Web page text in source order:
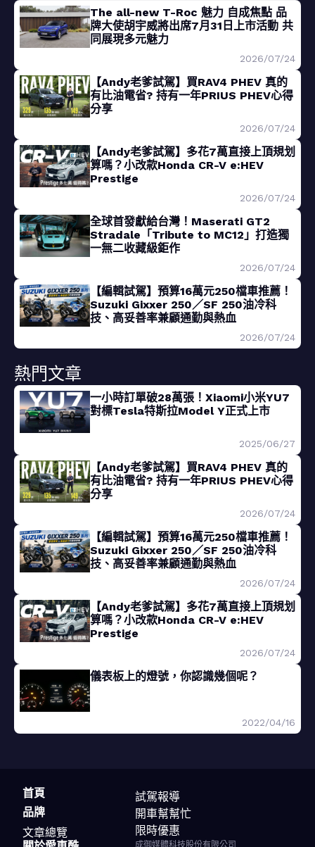
The all-new T-Roc 魅力 自成焦點 品
牌大使胡宇威將出席7月31日上市活動 共
同展現多元魅力
2026/07/24
【Andy老爹試駕】買RAV4 PHEV 真的
有比油電省? 持有一年PRIUS PHEV心得
分享
2026/07/24
【Andy老爹試駕】多花7萬直接上頂規划
算嗎？小改款Honda CR-V e:HEV
Prestige
2026/07/24
全球首發獻給台灣！Maserati GT2
Stradale「Tribute to MC12」打造獨
一無二收藏級鉅作
2026/07/24
【編輯試駕】預算16萬元250檔車推薦！
Suzuki Gixxer 250／SF 250油冷科
技、高妥善率兼顧通勤與熱血
2026/07/24
熱門文章
一小時訂單破28萬張！Xiaomi小米YU7
對標Tesla特斯拉Model Y正式上市
2025/06/27
【Andy老爹試駕】買RAV4 PHEV 真的
有比油電省? 持有一年PRIUS PHEV心得
分享
2026/07/24
【編輯試駕】預算16萬元250檔車推薦！
Suzuki Gixxer 250／SF 250油冷科
技、高妥善率兼顧通勤與熱血
2026/07/24
【Andy老爹試駕】多花7萬直接上頂規划
算嗎？小改款Honda CR-V e:HEV
Prestige
2026/07/24
儀表板上的燈號，你認識幾個呢？
2022/04/16
首頁
品牌
文章總覽
試駕報導
開車幫幫忙
限時優惠